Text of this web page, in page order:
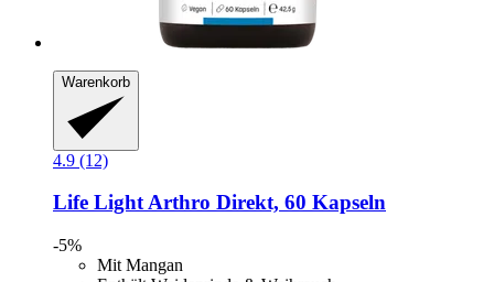
Warenkorb
4.9 (12)
Life LightArthro Direkt, 60 Kapseln
-5%
Mit Mangan